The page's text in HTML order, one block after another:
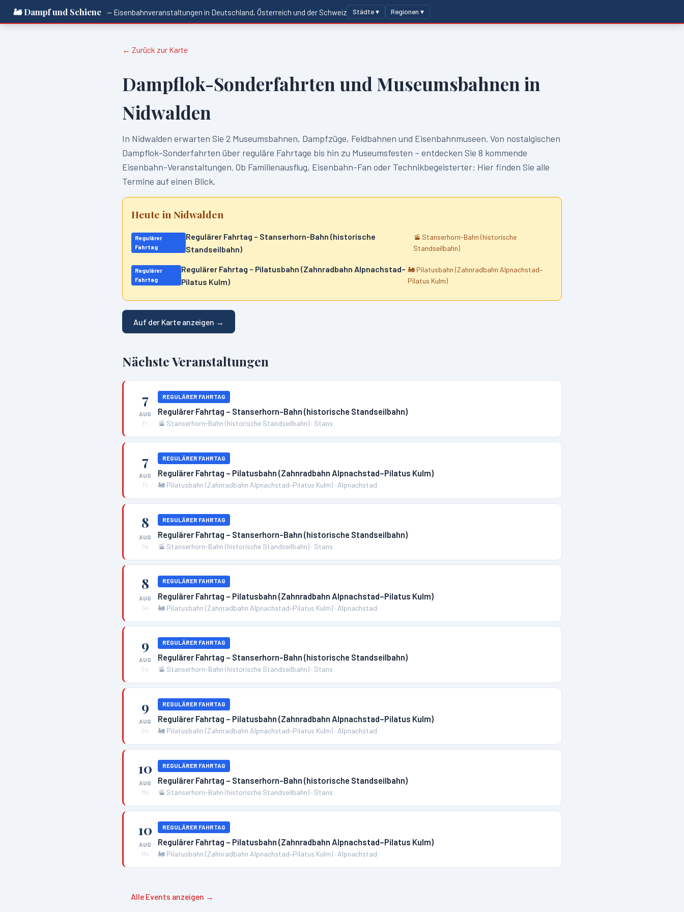
🚂 Dampf und Schiene — Eisenbahnveranstaltungen in Deutschland, Österreich und der Schweiz Städte ▾ Regionen ▾
← Zurück zur Karte
Dampflok-Sonderfahrten und Museumsbahnen in
Nidwalden
In Nidwalden erwarten Sie 2 Museumsbahnen, Dampfzüge, Feldbahnen und Eisenbahnmuseen. Von nostalgischen
Dampflok-Sonderfahrten über reguläre Fahrtage bis hin zu Museumsfesten – entdecken Sie 8 kommende
Eisenbahn-Veranstaltungen. Ob Familienausflug, Eisenbahn-Fan oder Technikbegeisterter: Hier finden Sie alle
Termine auf einen Blick.
Heute inNidwalden
Regulärer
Fahrtag
Regulärer Fahrtag – Stanserhorn-Bahn (historische
Standseilbahn)
🚡 Stanserhorn-Bahn (historische
Standseilbahn)
Regulärer
Fahrtag
Regulärer Fahrtag – Pilatusbahn (Zahnradbahn Alpnachstad–
Pilatus Kulm)
🚂 Pilatusbahn (Zahnradbahn Alpnachstad–
Pilatus Kulm)
Auf der Karte anzeigen →
Nächste Veranstaltungen
7
AUG
Fr
REGULÄRER FAHRTAG
Regulärer Fahrtag – Stanserhorn-Bahn (historische Standseilbahn)
🚡 Stanserhorn-Bahn (historische Standseilbahn) · Stans
7
AUG
Fr
REGULÄRER FAHRTAG
Regulärer Fahrtag – Pilatusbahn (Zahnradbahn Alpnachstad–Pilatus Kulm)
🚂 Pilatusbahn (Zahnradbahn Alpnachstad–Pilatus Kulm) · Alpnachstad
8
AUG
Sa
REGULÄRER FAHRTAG
Regulärer Fahrtag – Stanserhorn-Bahn (historische Standseilbahn)
🚡 Stanserhorn-Bahn (historische Standseilbahn) · Stans
8
AUG
Sa
REGULÄRER FAHRTAG
Regulärer Fahrtag – Pilatusbahn (Zahnradbahn Alpnachstad–Pilatus Kulm)
🚂 Pilatusbahn (Zahnradbahn Alpnachstad–Pilatus Kulm) · Alpnachstad
9
AUG
So
REGULÄRER FAHRTAG
Regulärer Fahrtag – Stanserhorn-Bahn (historische Standseilbahn)
🚡 Stanserhorn-Bahn (historische Standseilbahn) · Stans
9
AUG
So
REGULÄRER FAHRTAG
Regulärer Fahrtag – Pilatusbahn (Zahnradbahn Alpnachstad–Pilatus Kulm)
🚂 Pilatusbahn (Zahnradbahn Alpnachstad–Pilatus Kulm) · Alpnachstad
10
AUG
Mo
REGULÄRER FAHRTAG
Regulärer Fahrtag – Stanserhorn-Bahn (historische Standseilbahn)
🚡 Stanserhorn-Bahn (historische Standseilbahn) · Stans
10
AUG
Mo
REGULÄRER FAHRTAG
Regulärer Fahrtag – Pilatusbahn (Zahnradbahn Alpnachstad–Pilatus Kulm)
🚂 Pilatusbahn (Zahnradbahn Alpnachstad–Pilatus Kulm) · Alpnachstad
Alle Events anzeigen →